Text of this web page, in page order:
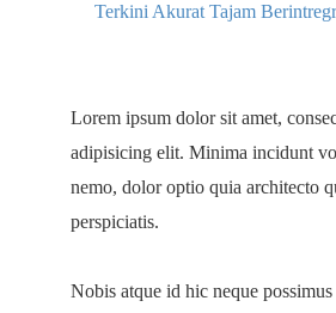
Terkini Akurat Tajam
Lorem ipsum dolor sit amet,
adipisicing elit. Minima incidunt
nemo, dolor optio quia architecto
perspiciatis.
Nobis atque id hic neque